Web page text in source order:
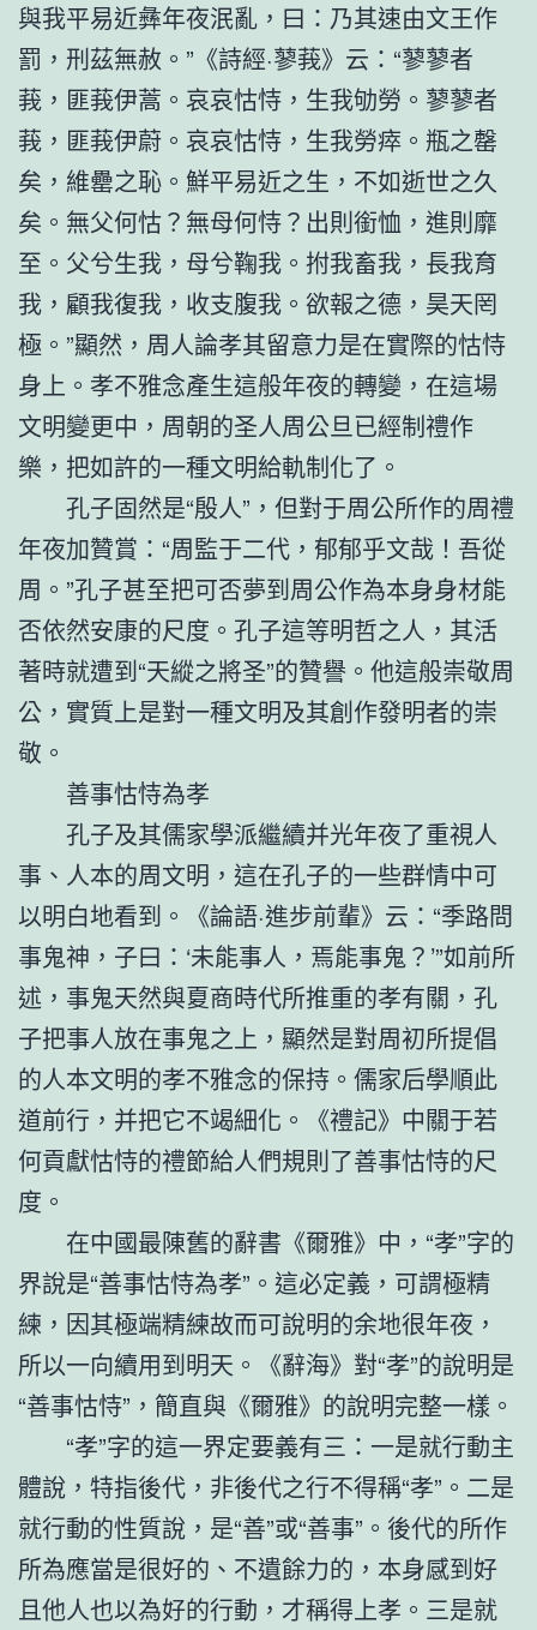
與我平易近彝年夜泯亂，曰：乃其速由文王作
罰，刑茲無赦。”《詩經·蓼莪》云：“蓼蓼者
莪，匪莪伊蒿。哀哀怙恃，生我劬勞。蓼蓼者
莪，匪莪伊蔚。哀哀怙恃，生我勞瘁。瓶之罄
矣，維罍之恥。鮮平易近之生，不如逝世之久
矣。無父何怙？無母何恃？出則銜恤，進則靡
至。父兮生我，母兮鞠我。拊我畜我，長我育
我，顧我復我，收支腹我。欲報之德，昊天罔
極。”顯然，周人論孝其留意力是在實際的怙恃
身上。孝不雅念產生這般年夜的轉變，在這場
文明變更中，周朝的圣人周公旦已經制禮作
樂，把如許的一種文明給軌制化了。
孔子固然是“殷人”，但對于周公所作的周禮
年夜加贊賞：“周監于二代，郁郁乎文哉！吾從
周。”孔子甚至把可否夢到周公作為本身身材能
否依然安康的尺度。孔子這等明哲之人，其活
著時就遭到“天縱之將圣”的贊譽。他這般崇敬周
公，實質上是對一種文明及其創作發明者的崇
敬。
善事怙恃為孝
孔子及其儒家學派繼續并光年夜了重視人
事、人本的周文明，這在孔子的一些群情中可
以明白地看到。《論語·進步前輩》云：“季路問
事鬼神，子曰：‘未能事人，焉能事鬼？’”如前所
述，事鬼天然與夏商時代所推重的孝有關，孔
子把事人放在事鬼之上，顯然是對周初所提倡
的人本文明的孝不雅念的保持。儒家后學順此
道前行，并把它不竭細化。《禮記》中關于若
何貢獻怙恃的禮節給人們規則了善事怙恃的尺
度。
在中國最陳舊的辭書《爾雅》中，“孝”字的
界說是“善事怙恃為孝”。這必定義，可謂極精
練，因其極端精練故而可說明的余地很年夜，
所以一向續用到明天。《辭海》對“孝”的說明是
“善事怙恃”，簡直與《爾雅》的說明完整一樣。
“孝”字的這一界定要義有三：一是就行動主
體說，特指後代，非後代之行不得稱“孝”。二是
就行動的性質說，是“善”或“善事”。後代的所作
所為應當是很好的、不遺餘力的，本身感到好
且他人也以為好的行動，才稱得上孝。三是就